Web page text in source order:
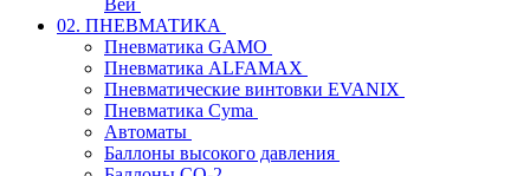
Вей
02. ПНЕВМАТИКА
Пневматика GAMO
Пневматика ALFAMAX
Пневматические винтовки EVANIX
Пневматика Cyma
Автоматы
Баллоны высокого давления